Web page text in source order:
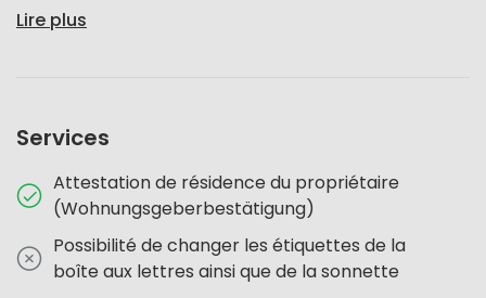
Lire plus
Services
Attestation de résidence du propriétaire
(Wohnungsgeberbestätigung)
Possibilité de changer les étiquettes de la
boîte aux lettres ainsi que de la sonnette